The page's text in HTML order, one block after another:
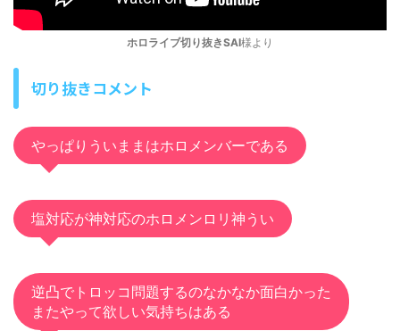
ホロライブ切り抜きSAI様より
切り抜きコメント
やっぱりういままはホロメンバーである
塩対応が神対応のホロメンロリ神うい
逆凸でトロッコ問題するのなかなか面白かった
またやって欲しい気持ちはある